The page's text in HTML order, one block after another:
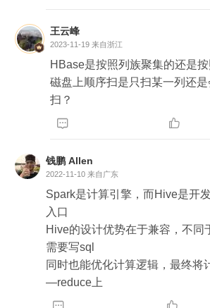
王云峰
2023-11-19 来自浙江
HBase是按照列族聚集的还是
磁盘上顺序扫是只扫某一列还
扫？
 
钱鹏 Allen
2022-11-10 来自广东
Spark是计算引擎，而Hive是开
入口
Hive的设计优势在于兼容，不同
需要写sql
同时也能优化计算逻辑，最终将
—reduce上
